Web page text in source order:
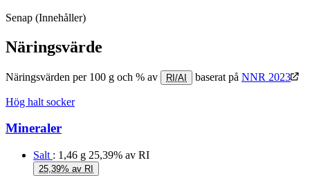
Senap (Innehåller)
Näringsvärde
Näringsvärden per 100 g och % av RI/AI baserat på NNR 2023
Hög halt socker
Mineraler
Salt : 1,46 g 25,39% av RI
25,39% av RI